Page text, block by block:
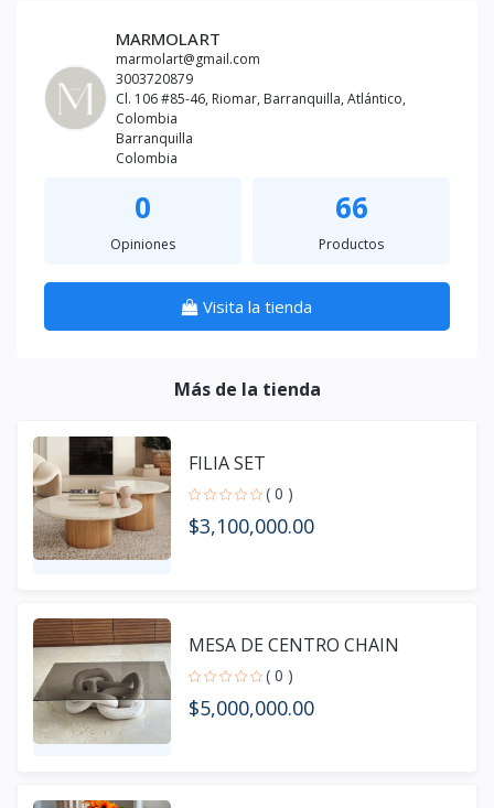
MARMOLART
marmolart@gmail.com
3003720879
Cl. 106 #85-46, Riomar, Barranquilla, Atlántico,
Colombia
Barranquilla
Colombia
0
Opiniones
66
Productos
Visita la tienda
Más de la tienda
FILIA SET
( 0 )
$3,100,000.00
MESA DE CENTRO CHAIN
( 0 )
$5,000,000.00